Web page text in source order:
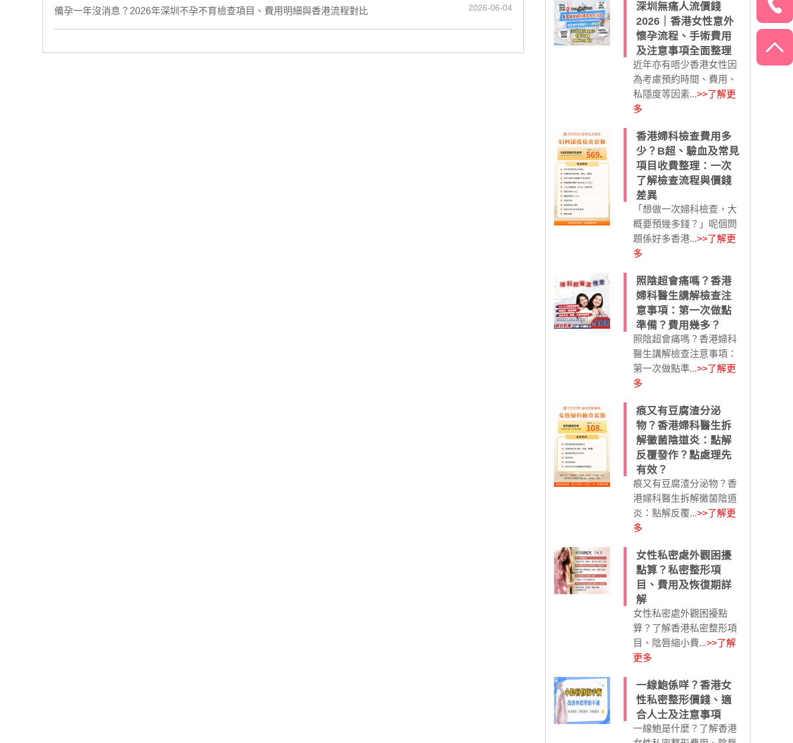
備孕一年沒消息？2026年深圳不孕不育檢查項目、費用明細與香港流程對比 2026-06-04
深圳無痛人流價錢
2026｜香港女性意外
懷孕流程、手術費用
及注意事項全面整理
近年亦有唔少香港女性因
為考慮預約時間、費用、
私隱度等因素...>>了解更
多
香港婦科檢查費用多
少？B超、驗血及常見
項目收費整理：一次
了解檢查流程與價錢
差異
「想做一次婦科檢查，大
概要預幾多錢？」呢個問
題係好多香港...>>了解更
多
照陰超會痛嗎？香港
婦科醫生講解檢查注
意事項：第一次做點
準備？費用幾多？
照陰超會痛嗎？香港婦科
醫生講解檢查注意事項：
第一次做點準...>>了解更
多
痕又有豆腐渣分泌
物？香港婦科醫生拆
解黴菌陰道炎：點解
反覆發作？點處理先
有效？
痕又有豆腐渣分泌物？香
港婦科醫生拆解黴菌陰道
炎：點解反覆...>>了解更
多
女性私密處外觀困擾
點算？私密整形項
目、費用及恢復期詳
解
女性私密處外觀困擾點
算？了解香港私密整形項
目、陰唇縮小費...>>了解
更多
一線鮑係咩？香港女
性私密整形價錢、適
合人士及注意事項
一線鮑是什麼？了解香港